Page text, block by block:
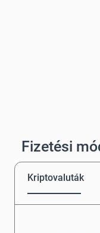
Fizetési
Kriptovaluták